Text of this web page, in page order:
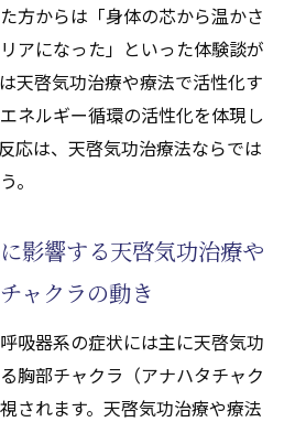
方からは「身体の芯から温かさ
アになった」といった体験談が
天啓気功治療や療法で活性化す
ネルギー循環の活性化を体現し
応は、天啓気功治療法ならでは
。
影響する天啓気功治療や
ャクラの動き
吸器系の症状には主に天啓気功
胸部チャクラ（アナハタチャク
されます。天啓気功治療や療法